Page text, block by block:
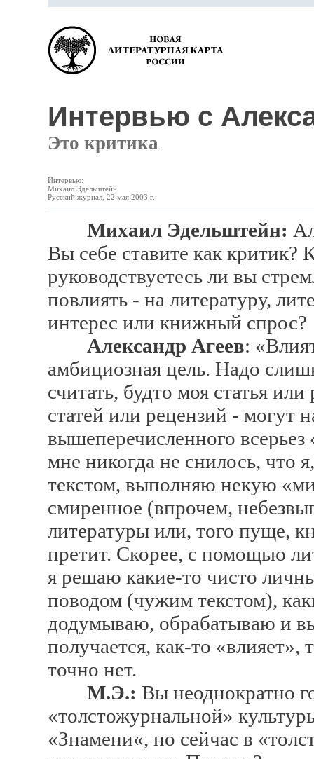
Интервью с
Это критика
Интервью:
Михаил Эдельштейн
Русский журнал, 22 мая 2003 г.
Михаил Эдельштейн:
Вы себе ставите как критик?
руководствуетесь ли вы
повлиять - на литературу,
интерес или книжный спрос?
Александр Агеев:
амбициозная цель. Надо
считать, будто моя статья
статей или рецензий - могут
вышеперечисленного
мне никогда не снилось, что
текстом, выполняю некую
смиренное (впрочем,
литературы или, того пуще,
претит. Скорее, с помощью
я решаю какие-то чисто
поводом (чужим текстом),
додумываю, обрабатываю и
получается, как-то «влияет»,
точно нет.
М.Э.: Вы неоднократно
«толстожурнальной»
«Знамени«, но сейчас в